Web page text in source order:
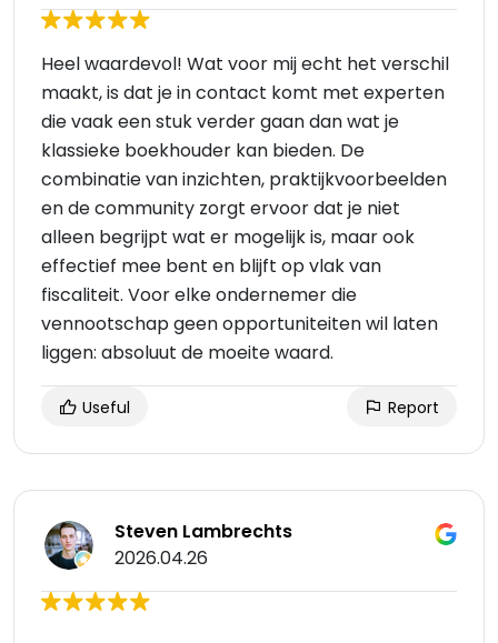
Heel waardevol! Wat voor mij echt het verschil
maakt, is dat je in contact komt met experten
die vaak een stuk verder gaan dan wat je
klassieke boekhouder kan bieden. De
combinatie van inzichten, praktijkvoorbeelden
en de community zorgt ervoor dat je niet
alleen begrijpt wat er mogelijk is, maar ook
effectief mee bent en blijft op vlak van
fiscaliteit. Voor elke ondernemer die
vennootschap geen opportuniteiten wil laten
liggen: absoluut de moeite waard.
Useful Report
Steven Lambrechts
2026.04.26